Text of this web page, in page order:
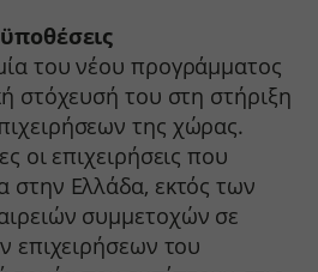
του νέου προγράμματος
στόχευσή του στη στήριξη
της χώρας.
οι επιχειρήσεις που
στην Ελλάδα, εκτός των
συμμετοχών σε
επιχειρήσεων του